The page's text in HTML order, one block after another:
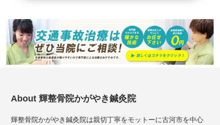
About 輝整骨院かがやき鍼灸院
輝整骨院かがやき鍼灸院は親切丁寧をモットーに古河市を中心